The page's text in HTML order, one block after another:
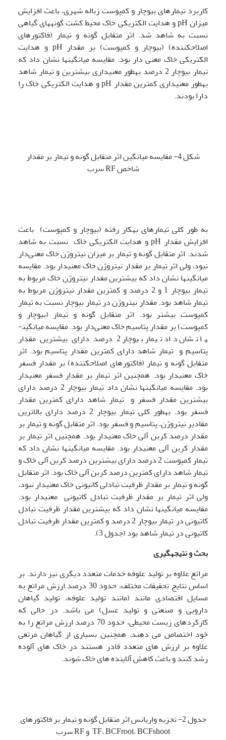
کاربرد تیمارهای بیوچار و کمپوست زباله شهری، باعث افزایش
میزان pH و هدایت الکتریکی خاک محیط کشت گونه­های گیاهی
نسبت به شاهد شد. اثر متقابل گونه و تیمار (فاکتورهای
اصلاح­کننده) (بیوچار و کمپوست) بر مقدار pH و هدایت
الکتریکی خاک معنی دار بود. مقایسه میانگین­ها نشان داد که
تیمار بیوچار 2 درصد به­طور معنی­داری بیشترین و تیمار شاهد
به­طور معنی­داری کمترین مقدار pH و هدایت الکتریکی خاک را
دارا بودند.
شکل 4- مقایسه میانگین اثر متقابل گونه و تیمار بر مقدار
شاخص RF سرب
به طور کلی تیمارهای به­کار رفته (بیوچار و کمپوست) باعث
افزایش مقدار pH و هدایت الکتریکی خاک نسبت به شاهد
شدند. اثر متقابل گونه و تیمار بر میزان نیتروژن خاک معنی‌دار
نبود، ولی اثر تیمار بر مقدار نیتروژن خاک معنی­دار بود. مقایسه
میانگین­ها نشان داد که بیشترین مقدار نیتروژن خاک مربوط به
تیمار بیوچار 1 و 2 درصد و کمترین مقدار نیتروژن مربوط به
تیمار شاهد بود. مقدار نیتروژن در تیمار بیوچار نسبت به تیمار
کمپوست بیشتر بود. اثر متقابل گونه و تیمار (بیوچار و
کمپوست) بر مقدار پتاسیم خاک معنی‌دار بود. مقایسه میانگین­
ها نشان داد تیمار بیوچار 2 درصد دارای بیشترین مقدار
پتاسیم و تیمار شاهد دارای کمترین مقدار پتاسیم بود. اثر
متقابل گونه و تیمار (فاکتورهای اصلاح­کننده) بر مقدار فسفر
خاک معنی­دار بود. همچنین اثر تیمار بر مقدار فسفر معنی­دار
بود. مقایسه میانگین­ها نشان داد تیمار بیوچار 2 درصد دارای
بیشترین مقدار فسفر و تیمار شاهد دارای کمترین مقدار
فسفر بود. به­طور کلی تیمار بیوچار 2 درصد دارای بالاترین
مقادیر نیتروژن، پتاسیم و فسفر بود. اثر متقابل گونه و تیمار بر
مقدار درصد کربن آلی خاک معنی­دار بود. همچنین اثر تیمار بر
مقدار کربن آلی معنی­دار بود. مقایسه میانگین­ها نشان داد که
تیمار کمپوست 2 درصد دارای بیشترین درصد کربن آلی خاک و
تیمار شاهد دارای کمترین درصد کربن آلی خاک بود. اثر متقابل
گونه و تیمار بر مقدار ظرفیت تبادلی کاتیونی خاک معنی­دار نبود،
ولی اثر تیمار بر مقدار ظرفیت تبادل کاتیونی معنی­دار بود.
مقایسه میانگین­ها نشان داد که بیشترین مقدار ظرفیت تبادل
کاتیونی در تیمار بیوچار 2 درصد و کمترین مقدار ظرفیت تبادل
کاتیونی در تیمار شاهد بود (جدول 3).
بحث و نتیجه­گیری
مراتع علاوه بر تولید علوفه خدمات متعدد دیگری نیز دارند. بر
اساس نتایج تحقیقات مختلف، حدود 30 درصد ارزش مراتع به
مسایل اقتصادی مانند (مانند تولید علوفه، تولید گیاهان
دارویی و صنعتی و تولید عسل) می باشد. در حالی که
کارکردهای زیست محیطی، حدود 70 درصد ارزش مراتع را به
خود اختصاص می دهند. همچنین بسیاری از گیاهان مرتعی
علاوه بر ارزش های متعدد قادر هستند در خاک های آلوده
رشد کنند و باعث کاهش آلاینده های خاک شوند.
جدول 2- تجزیه واریانس اثر متقابل گونه و تیمار بر فاکتورهای
TF، BCFroot، BCFshoot و RF سرب